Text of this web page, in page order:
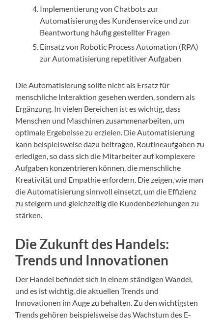
Implementierung von Chatbots zur
Automatisierung des Kundenservice und zur
Beantwortung häufig gestellter Fragen
Einsatz von Robotic Process Automation (RPA)
zur Automatisierung repetitiver Aufgaben
Die Automatisierung sollte nicht als Ersatz für
menschliche Interaktion gesehen werden, sondern als
Ergänzung. In vielen Bereichen ist es wichtig, dass
Menschen und Maschinen zusammenarbeiten, um
optimale Ergebnisse zu erzielen. Die Automatisierung
kann beispielsweise dazu beitragen, Routineaufgaben zu
erledigen, so dass sich die Mitarbeiter auf komplexere
Aufgaben konzentrieren können, die menschliche
Kreativität und Empathie erfordern. Die zeigen, wie man
die Automatisierung sinnvoll einsetzt, um die Effizienz
zu steigern und gleichzeitig die Kundenbeziehungen zu
stärken.
Die Zukunft des Handels:
Trends und Innovationen
Der Handel befindet sich in einem ständigen Wandel,
und es ist wichtig, die aktuellen Trends und
Innovationen im Auge zu behalten. Zu den wichtigsten
Trends gehören beispielsweise das Wachstum des E-